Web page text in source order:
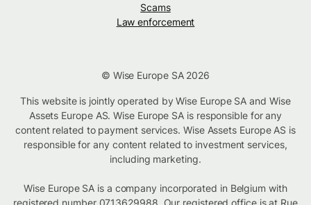
Scams
Law enforcement
© Wise Europe SA 2026
This website is jointly operated by Wise Europe SA and Wise
Assets Europe AS. Wise Europe SA is responsible for any
content related to payment services. Wise Assets Europe AS is
responsible for any content related to investment services,
including marketing.
Wise Europe SA is a company incorporated in Belgium with
registered number 0713629988. Our registered office is at Rue